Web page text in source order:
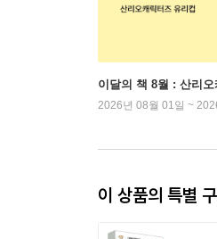
이달의 책 8월 : 산리오
2026년 08월 01일 ~
이 상품의 특별